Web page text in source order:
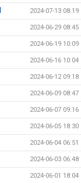
2024-07-13 08:19
2024-06-29 08:45
2024-06-19 10:09
2024-06-16 10:04
2024-06-12 09:18
2024-06-09 08:47
2024-06-07 09:16
2024-06-05 18:30
2024-06-04 06:51
2024-06-03 06:48
2024-06-01 18:04